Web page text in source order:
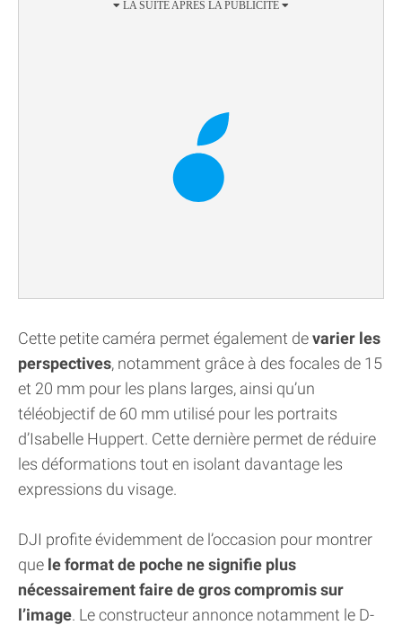
Cette petite caméra permet également devarier les
perspectives, notamment grâce à des focales de 15
et 20 mm pour les plans larges, ainsi qu’un
téléobjectif de 60 mm utilisé pour les portraits
d’Isabelle Huppert. Cette dernière permet de réduire
les déformations tout en isolant davantage les
expressions du visage.
DJI profite évidemment de l’occasion pour montrer
que le format de poche ne signifie plus
nécessairement faire de gros compromis sur
l’image. Le constructeur annonce notamment le D-